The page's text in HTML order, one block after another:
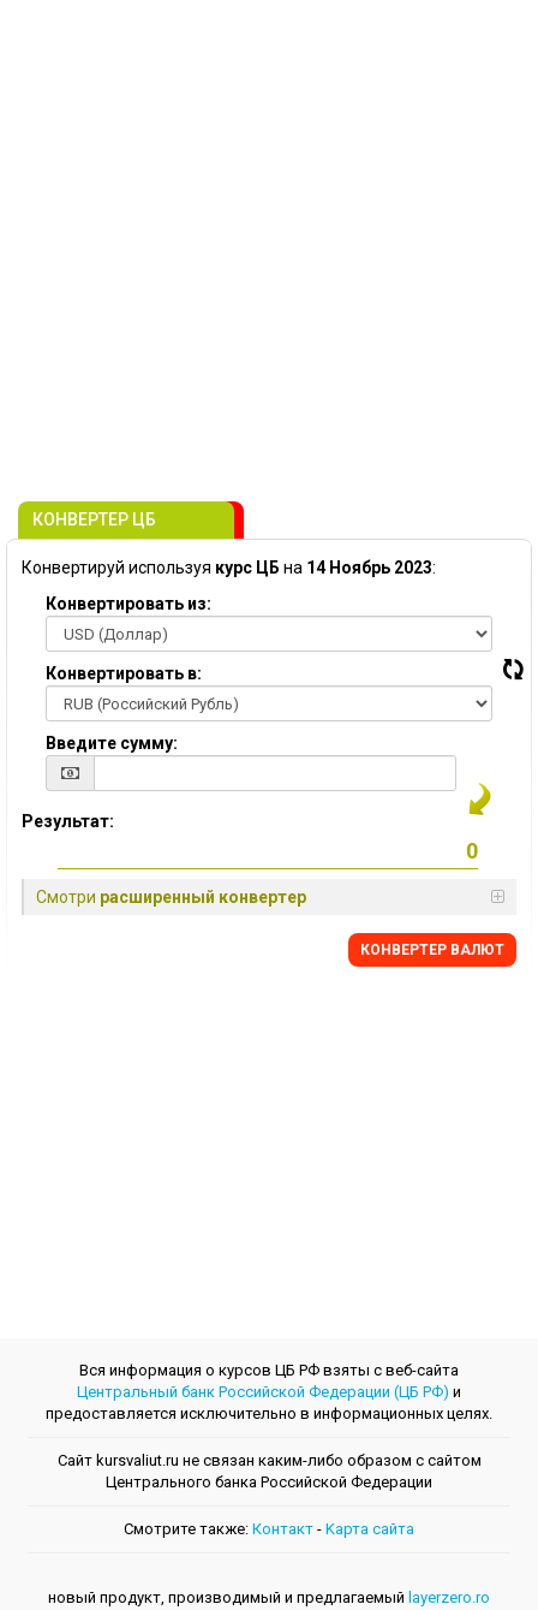
КОНВЕРТЕР ЦБ
Конвертируй используя курс ЦБ на 14 Ноябрь 2023:
Конвертировать из:
Конвертировать в:
Введите сумму:
Результат:
Смотри расширенный конвертер
КОНВЕРТЕР ВАЛЮТ
Вся информация о курсов ЦБ РФ взяты с веб-сайта
Центральный банк Российской Федерации (ЦБ РФ) и
предоставляется исключительно в информационных целях.
Сайт kursvaliut.ru не связан каким-либо образом с сайтом
Центрального банкa Российской Федерации
Смотрите также: Контакт - Kарта сайта
новый продукт, производимый и предлагаемый layerzero.ro